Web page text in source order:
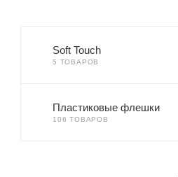
Soft Touch
5 ТОВАРОВ
Пластиковые флешки
106 ТОВАРОВ